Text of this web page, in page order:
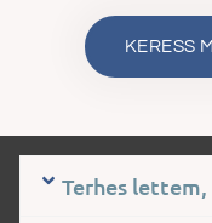
KERESS
Terhes